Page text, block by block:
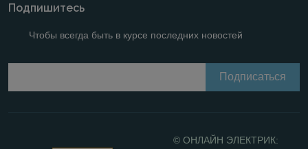
Подпишитесь
Чтобы всегда быть в курсе последних новостей
© ОНЛАЙН ЭЛЕКТРИК: